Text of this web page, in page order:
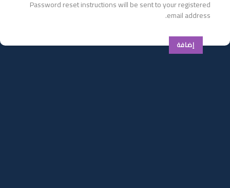
Password reset instructions will be sent to your registered
email address.